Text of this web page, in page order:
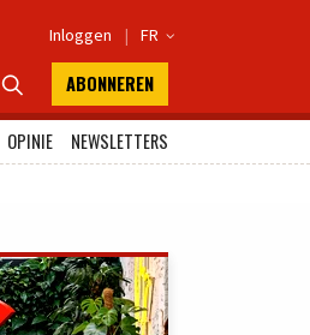
Inloggen | FR 
 ABONNEREN
OPINIE
NEWSLETTERS